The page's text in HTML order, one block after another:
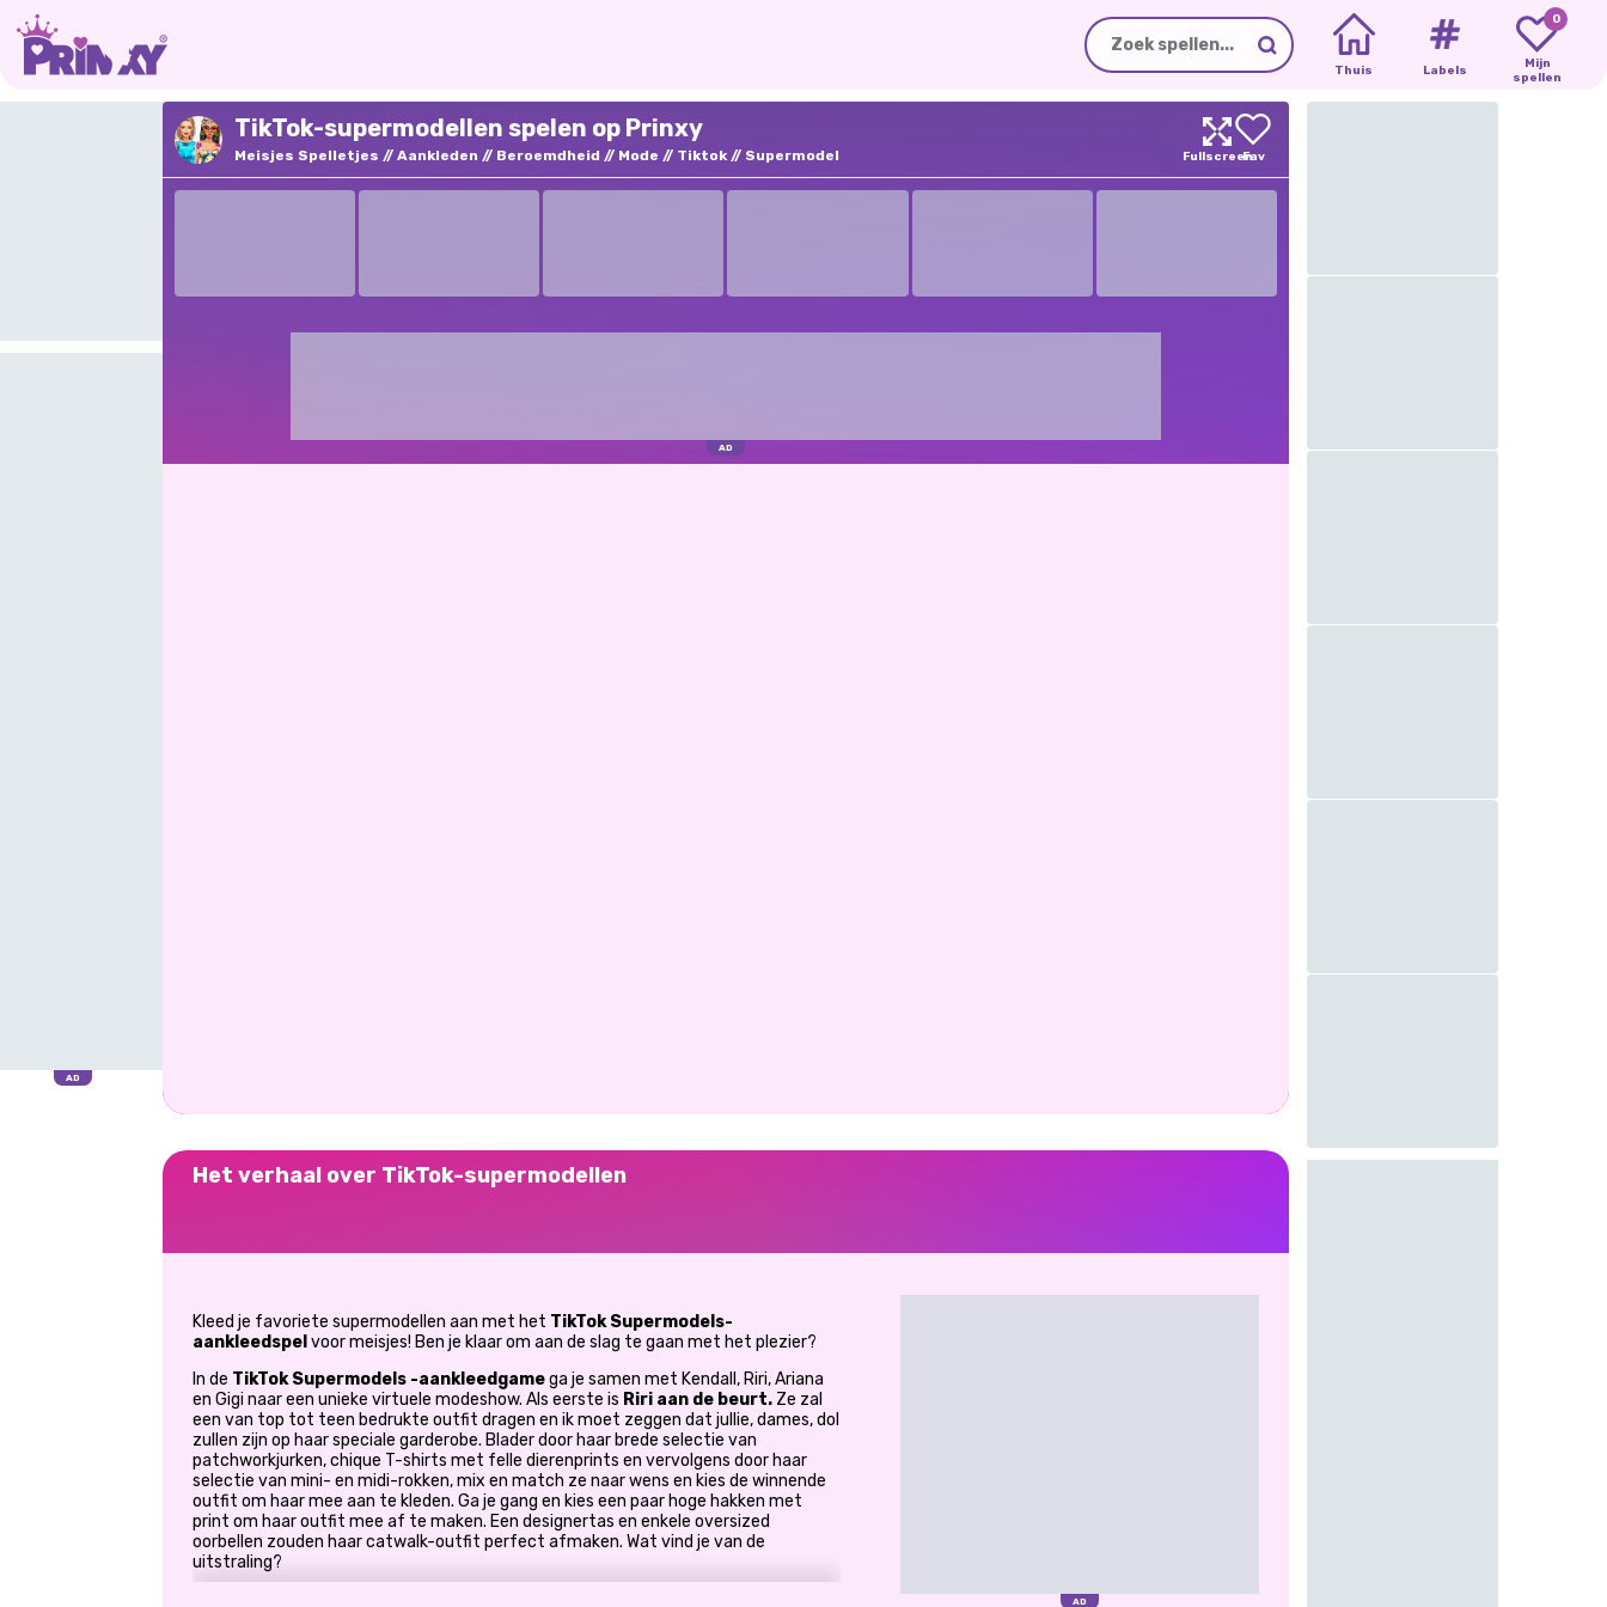
Thuis Labels
0
Mijn
spellen
TikTok-supermodellen spelen op Prinxy
Meisjes Spelletjes Aankleden Beroemdheid Mode Tiktok Supermodel
Het verhaal over TikTok-supermodellen
Kleed je favoriete supermodellen aan met het TikTok Supermodels-
aankleedspel voor meisjes! Ben je klaar om aan de slag te gaan met het plezier?
In de TikTok Supermodels -aankleedgamega je samen met Kendall, Riri, Ariana
en Gigi naar een unieke virtuele modeshow. Als eerste is Riri aan de beurt. Ze zal
een van top tot teen bedrukte outfit dragen en ik moet zeggen dat jullie, dames, dol
zullen zijn op haar speciale garderobe. Blader door haar brede selectie van
patchworkjurken, chique T-shirts met felle dierenprints en vervolgens door haar
selectie van mini- en midi-rokken, mix en match ze naar wens en kies de winnende
outfit om haar mee aan te kleden. Ga je gang en kies een paar hoge hakken met
print om haar outfit mee af te maken. Een designertas en enkele oversized
oorbellen zouden haar catwalk-outfit perfect afmaken. Wat vind je van de
uitstraling?